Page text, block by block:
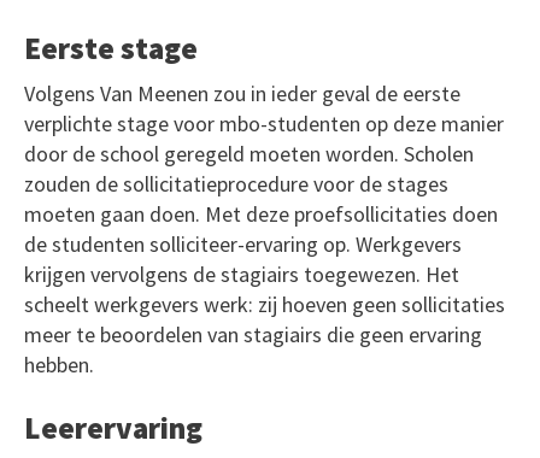
Eerste stage
Volgens Van Meenen zou in ieder geval de eerste
verplichte stage voor mbo-studenten op deze manier
door de school geregeld moeten worden. Scholen
zouden de sollicitatieprocedure voor de stages
moeten gaan doen. Met deze proefsollicitaties doen
de studenten solliciteer-ervaring op. Werkgevers
krijgen vervolgens de stagiairs toegewezen. Het
scheelt werkgevers werk: zij hoeven geen sollicitaties
meer te beoordelen van stagiairs die geen ervaring
hebben.
Leerervaring